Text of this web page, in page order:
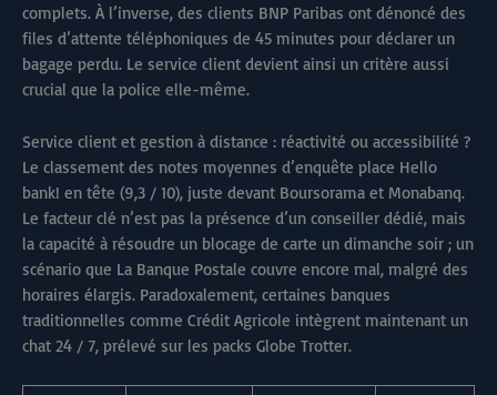
complets. À l’inverse, des clients BNP Paribas ont dénoncé des
files d’attente téléphoniques de 45 minutes pour déclarer un
bagage perdu. Le service client devient ainsi un critère aussi
crucial que la police elle-même.
Service client et gestion à distance : réactivité ou accessibilité ?
Le classement des notes moyennes d’enquête place Hello
bank! en tête (9,3 / 10), juste devant Boursorama et Monabanq.
Le facteur clé n’est pas la présence d’un conseiller dédié, mais
la capacité à résoudre un blocage de carte un dimanche soir ; un
scénario que La Banque Postale couvre encore mal, malgré des
horaires élargis. Paradoxalement, certaines banques
traditionnelles comme Crédit Agricole intègrent maintenant un
chat 24 / 7, prélevé sur les packs Globe Trotter.